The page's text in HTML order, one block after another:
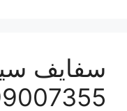
سفايف